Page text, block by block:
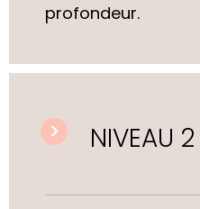
profondeur.
NIVEAU 2